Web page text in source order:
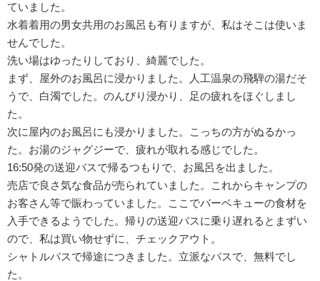
ていました。
水着着用の男女共用のお風呂も有りますが、私はそこは使いま
せんでした。
洗い場はゆったりしており、綺麗でした。
まず、屋外のお風呂に浸かりました。人工温泉の飛騨の湯だそ
うで、白濁でした。のんびり浸かり、足の疲れをほぐしまし
た。
次に屋内のお風呂にも浸かりました。こっちの方がぬるかっ
た。お湯のジャグジーで、疲れが取れる感じでした。
16:50発の送迎バスで帰るつもりで、お風呂を出ました。
売店で良さ気な食品が売られていました。これからキャンプの
お客さん等で賑わっていました。ここでバーベキューの食材を
入手できるようでした。帰りの送迎バスに乗り遅れるとまずい
ので、私は買い物せずに、チェックアウト。
シャトルバスで帰途につきました。立派なバスで、無料でし
た。